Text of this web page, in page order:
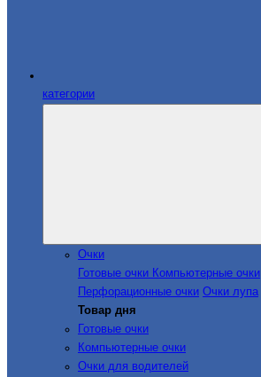
категории
Очки
Готовые очки Компьютерные очки
Перфорационные очки Очки лупа
Товар дня
Готовые очки
Компьютерные очки
Очки для водителей